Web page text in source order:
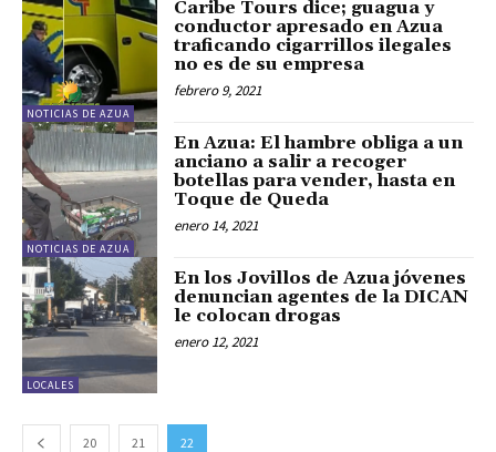
NOTICIAS DE AZUA
Caribe Tours dice; guagua y
conductor apresado en Azua
traficando cigarrillos ilegales
no es de su empresa
febrero 9, 2021
NOTICIAS DE AZUA
En Azua: El hambre obliga a un
anciano a salir a recoger
botellas para vender, hasta en
Toque de Queda
enero 14, 2021
LOCALES
En los Jovillos de Azua jóvenes
denuncian agentes de la DICAN
le colocan drogas
enero 12, 2021
20 21 22